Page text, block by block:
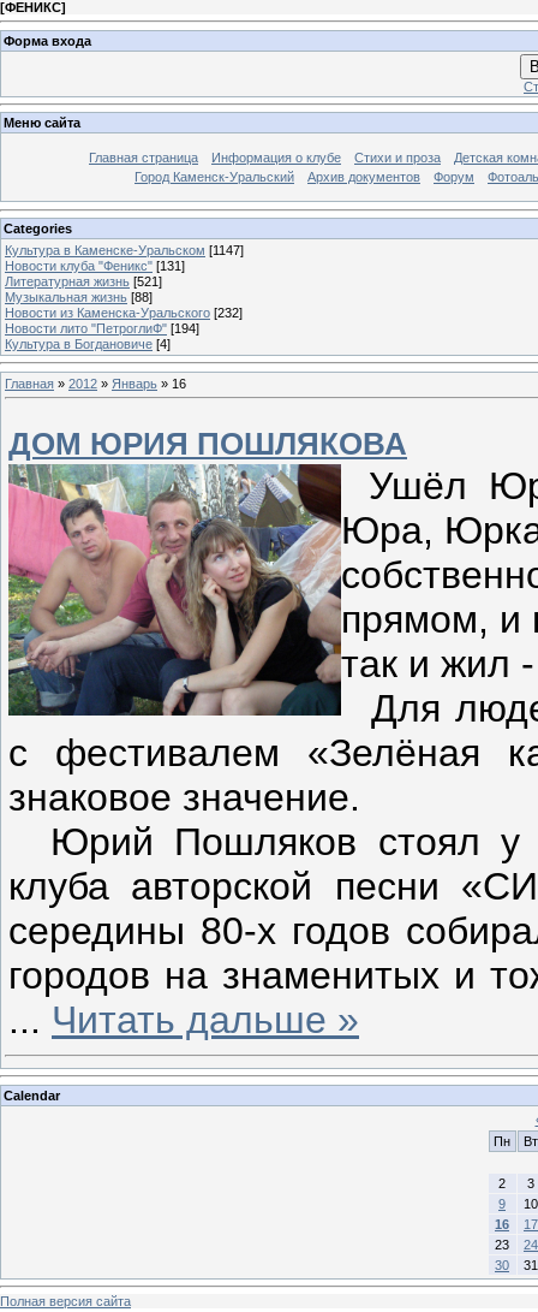
[ФЕНИКС]
Форма входа
Меню сайта
Главная страница Информация о клубе Стихи и проза
Детская
Город Каменск-Уральский
Архив документов Форум
Categories
Культура в Каменске-Уральском [1147]
Новости клуба "Феникс" [131]
Литературная жизнь [521]
Музыкальная жизнь [88]
Новости из Каменска-Уральского [232]
Новости лито "ПетроглиФ" [194]
Культура в Богдановиче [4]
Главная » 2012 » Январь » 16
ДОМ ЮРИЯ ПОШЛЯКОВА
Ушёл
Юра,
прямом, и
так и жил
Для
с фестивалем «Зелёная
знаковое значение.
Юрий Пошляков стоял у
клуба авторской песни
середины 80-х годов
городов на знаменитых и
... Читать дальше »
Calendar
Пн
Вт
2
3
9
10
16
17
23
24
30
31
Полная версия сайта